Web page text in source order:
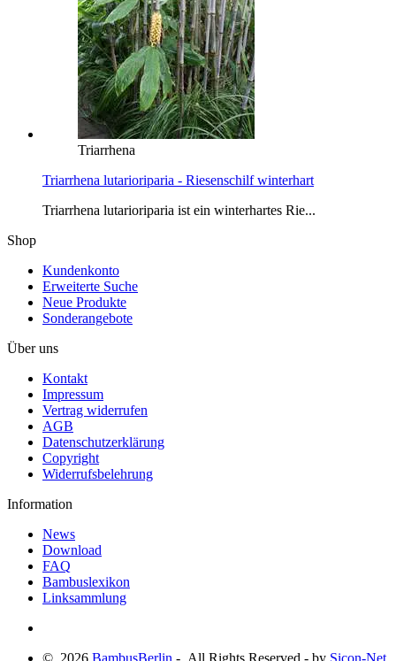
Triarrhena
Triarrhena lutarioriparia - Riesenschilf winterhart
Triarrhena lutarioriparia ist ein winterhartes Rie...
Shop
Kundenkonto
Erweiterte Suche
Neue Produkte
Sonderangebote
Über uns
Kontakt
Impressum
Vertrag widerrufen
AGB
Datenschutzerklärung
Copyright
Widerrufsbelehrung
Information
News
Download
FAQ
Bambuslexikon
Linksammlung
© 2026 BambusBerlin - All Rights Reserved - by Sicon-Net